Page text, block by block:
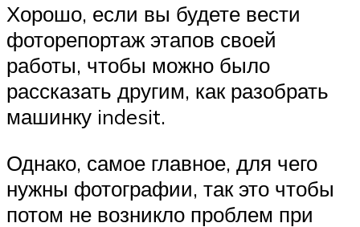
Хорошо, если вы будете вести
фоторепортаж этапов своей
работы, чтобы можно было
рассказать другим, как разобрать
машинку indesit.
Однако, самое главное, для чего
нужны фотографии, так это чтобы
потом не возникло проблем при